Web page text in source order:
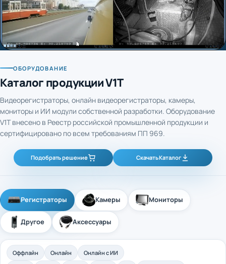
Каталог продукции V1T
мониторы и ИИ модули собственной разработки. Оборудование
V1T внесено в Реестр российской промышленной продукции и
сертифицировано по всем требованиям ПП 969.
Подобрать решение Скачать Каталог
Оффлайн Онлайн Онлайн с ИИ
3 кан. 4 кан. SD HDD/SDD/SD